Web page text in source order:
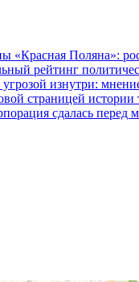
«Красная Поляна»:
рейтинг
изнутри:
страницей истории
сдалась перед